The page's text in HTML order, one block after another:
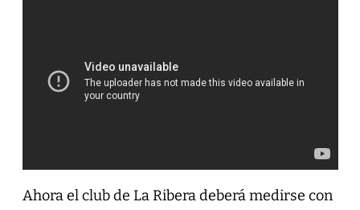
Ahora el club de La Ribera deberá medirse con